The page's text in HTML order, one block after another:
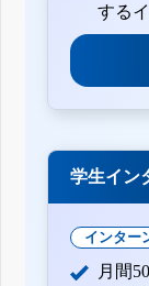
する
学生イン
インター
月間